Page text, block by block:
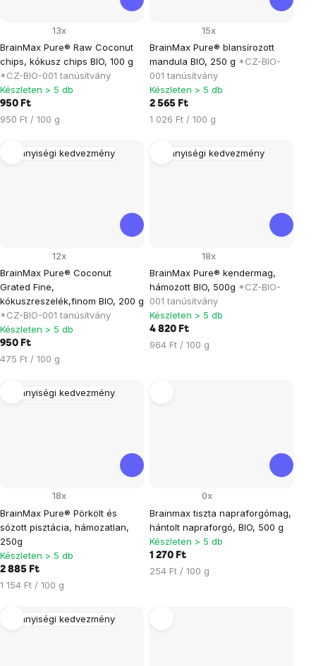
BrainMax Pure® Raw Coconut
chips, kókusz chips BIO, 100 g
*CZ-BIO-001 tanúsítvány
13x
Készleten > 5 db
950 Ft
Egységár:
950 Ft / 100 g
BrainMax Pure® blansírozott
mandula BIO, 250 g *CZ-BIO-
001 tanúsítvány
15x
Készleten > 5 db
2 565 Ft
Egységár:
1 026 Ft / 100 g
Mennyiségi kedvezmény
BrainMax Pure® Coconut
Grated Fine,
kókuszreszelék,finom BIO, 200 g
*CZ-BIO-001 tanúsítvány
12x
Készleten > 5 db
950 Ft
Egységár:
475 Ft / 100 g
Mennyiségi kedvezmény
BrainMax Pure® kendermag,
hámozott BIO, 500g *CZ-BIO-
001 tanúsítvány
18x
Készleten > 5 db
4 820 Ft
Egységár:
964 Ft / 100 g
Mennyiségi kedvezmény
BrainMax Pure® Pörkölt és
sózott pisztácia, hámozatlan,
250g
18x
Készleten > 5 db
2 885 Ft
Egységár:
1 154 Ft / 100 g
Brainmax tiszta napraforgómag,
hántolt napraforgó, BIO, 500 g
0x
Készleten > 5 db
1 270 Ft
Egységár:
254 Ft / 100 g
Mennyiségi kedvezmény